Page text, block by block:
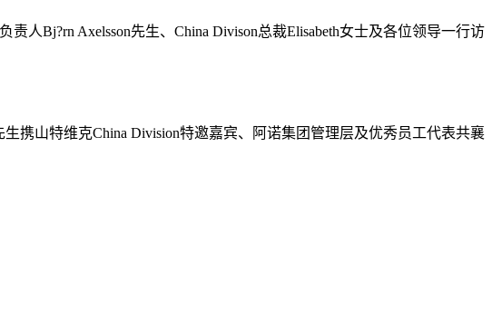
人Bj?rn Axelsson先生、China Divison总裁Elisabeth女士及各位领导一行访
携山特维克China Division特邀嘉宾、阿诺集团管理层及优秀员工代表共襄